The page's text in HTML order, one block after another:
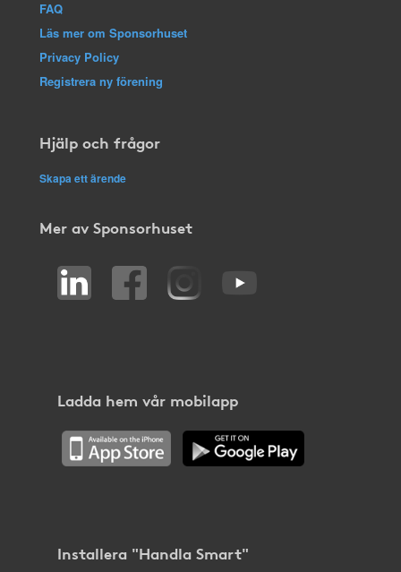
FAQ
Läs mer om Sponsorhuset
Privacy Policy
Registrera ny förening
Hjälp och frågor
Skapa ett ärende
Mer av Sponsorhuset
Ladda hem vår mobilapp
Installera "Handla Smart"